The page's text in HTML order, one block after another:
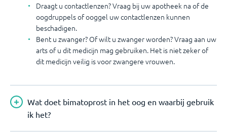
Draagt u contactlenzen? Vraag bij uw apotheek na of de
oogdruppels of ooggel uw contactlenzen kunnen
beschadigen.
Bent u zwanger? Of wilt u zwanger worden? Vraag aan uw
arts of u dit medicijn mag gebruiken. Het is niet zeker of
dit medicijn veilig is voor zwangere vrouwen.
Wat doet bimatoprost in het oog en waarbij gebruik
ik het?